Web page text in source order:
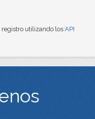
utilizando los API